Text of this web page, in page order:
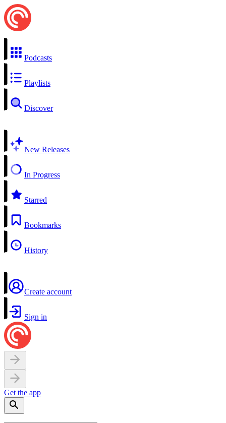
Podcasts
Playlists
Discover
New Releases
In Progress
Starred
Bookmarks
History
Create account
Sign in
Get the app